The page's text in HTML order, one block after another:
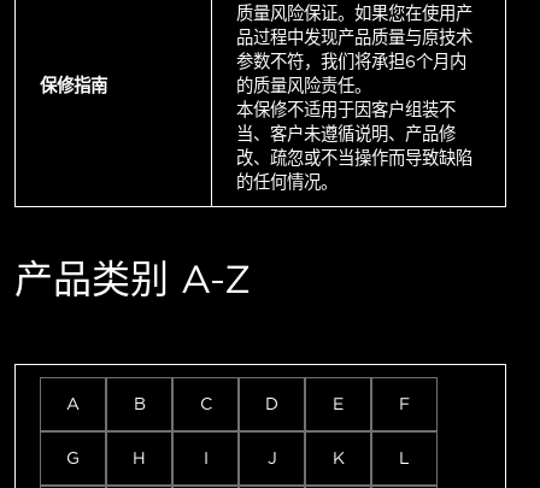
保修指南
质量风险保证。如果您在使用产
品过程中发现产品质量与原技术
参数不符，我们将承担6个月内
的质量风险责任。
本保修不适用于因客户组装不
当、客户未遵循说明、产品修
改、疏忽或不当操作而导致缺陷
的任何情况。
产品类别 A-Z
A B C D E F
G H I J K L